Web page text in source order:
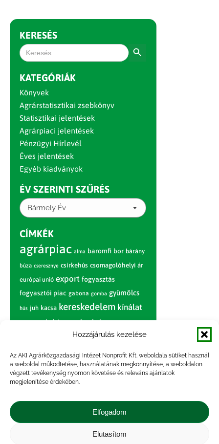
Hozzájárulás kezelése
Az AKI Agrárközgazdasági Intézet Nonprofit Kft. weboldala sütiket használ
a weboldal működtetése, használatának megkönnyítése, a weboldalon
végzett tevékenység nyomon követése és releváns ajánlatok
megjelenítése érdekében.
Elfogadom
Elutasítom
KERESÉS
Search
for:
KATEGÓRIÁK
Könyvek
Agrárstatisztikai zsebkönyv
Statisztikai jelentések
Agrárpiaci jelentések
Pénzügyi Hírlevél
Éves jelentések
Egyéb kiadványok
ÉV SZERINTI SZŰRÉS
Bármely Év
CÍMKÉK
agrárpiac alma baromfi bor bárány
búza cseresznye csirkehús csomagolóhelyi ár
európai unió export fogyasztás
fogyasztói piac gabona gomba gyümölcs
hús juh kacsa kereskedelem kínálat
körte marhahús nagybani piac narancs
nemzetközi árinformációk
paradicsom piac piaci jelentés
pulyka pulykahús sertés sertéshús
szarvasmarha termelés
termelői
zöldség árak
átlagárértékesítési ár